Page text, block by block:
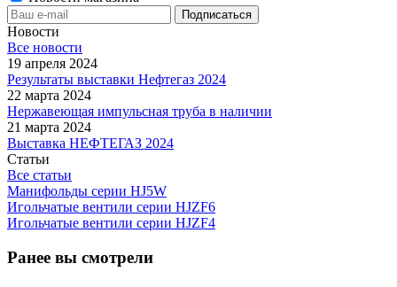
Новости
Все новости
19 апреля 2024
Результаты выставки Нефтегаз 2024
22 марта 2024
Нержавеющая импульсная труба в наличии
21 марта 2024
Выставка НЕФТЕГАЗ 2024
Статьи
Все статьи
Манифольды серии HJ5W
Игольчатые вентили серии HJZF6
Игольчатые вентили серии HJZF4
Ранее вы смотрели